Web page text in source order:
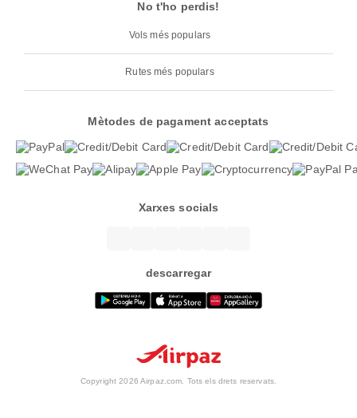
No t'ho perdis!
Vols més populars
Rutes més populars
Mètodes de pagament acceptats
Xarxes socials
descarregar
Copyright 2026 Airpaz.com. Tots els drets reservats.